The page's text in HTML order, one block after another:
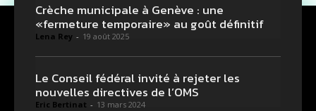
Crèche municipale à Genève : une
«fermeture temporaire» au goût définitif
Lena Rey - 19 août 2025
Le Conseil fédéral invité à rejeter les
nouvelles directives de l’OMS
Eric Bertinat - 13 mars 2024